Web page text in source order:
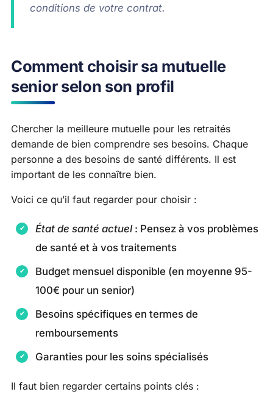
conditions de votre contrat.
Comment choisir sa mutuelle
senior selon son profil
Chercher la meilleure mutuelle pour les retraités
demande de bien comprendre ses besoins. Chaque
personne a des besoins de santé différents. Il est
important de les connaître bien.
Voici ce qu’il faut regarder pour choisir :
État de santé actuel: Pensez à vos problèmes
de santé et à vos traitements
Budget mensuel disponible (en moyenne 95-
100€ pour un senior)
Besoins spécifiques en termes de
remboursements
Garanties pour les soins spécialisés
Il faut bien regarder certains points clés :